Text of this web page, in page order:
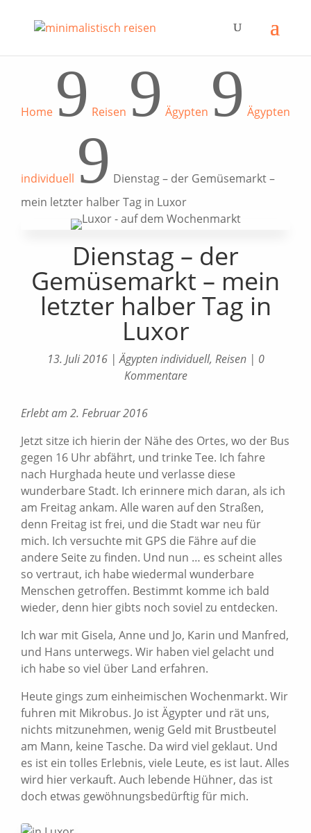
Home 9 Reisen 9 Ägypten 9 Ägypten
individuell 9 Dienstag – der Gemüsemarkt –
mein letzter halber Tag in Luxor
Dienstag – der
Gemüsemarkt – mein
letzter halber Tag in
Luxor
13. Juli 2016|Ägypten individuell, Reisen| 0
Kommentare
Erlebt am 2. Februar 2016
Jetzt sitze ich hierin der Nähe des Ortes, wo der Bus
gegen 16 Uhr abfährt, und trinke Tee. Ich fahre
nach Hurghada heute und verlasse diese
wunderbare Stadt. Ich erinnere mich daran, als ich
am Freitag ankam. Alle waren auf den Straßen,
denn Freitag ist frei, und die Stadt war neu für
mich. Ich versuchte mit GPS die Fähre auf die
andere Seite zu finden. Und nun … es scheint alles
so vertraut, ich habe wiedermal wunderbare
Menschen getroffen. Bestimmt komme ich bald
wieder, denn hier gibts noch soviel zu entdecken.
Ich war mit Gisela, Anne und Jo, Karin und Manfred,
und Hans unterwegs. Wir haben viel gelacht und
ich habe so viel über Land erfahren.
Heute gings zum einheimischen Wochenmarkt. Wir
fuhren mit Mikrobus. Jo ist Ägypter und rät uns,
nichts mitzunehmen, wenig Geld mit Brustbeutel
am Mann, keine Tasche. Da wird viel geklaut. Und
es ist ein tolles Erlebnis, viele Leute, es ist laut. Alles
wird hier verkauft. Auch lebende Hühner, das ist
doch etwas gewöhnungsbedürftig für mich.